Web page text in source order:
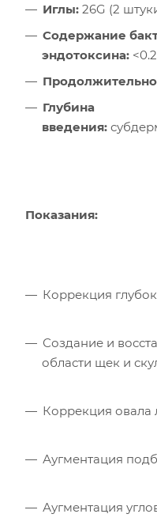
Иглы: 26G (2
Содержание
эндотоксина:
Глубина
введения:
Показания:
Коррекция
Создание и
области щек и
Коррекция овала
Аугментация
Аугментация